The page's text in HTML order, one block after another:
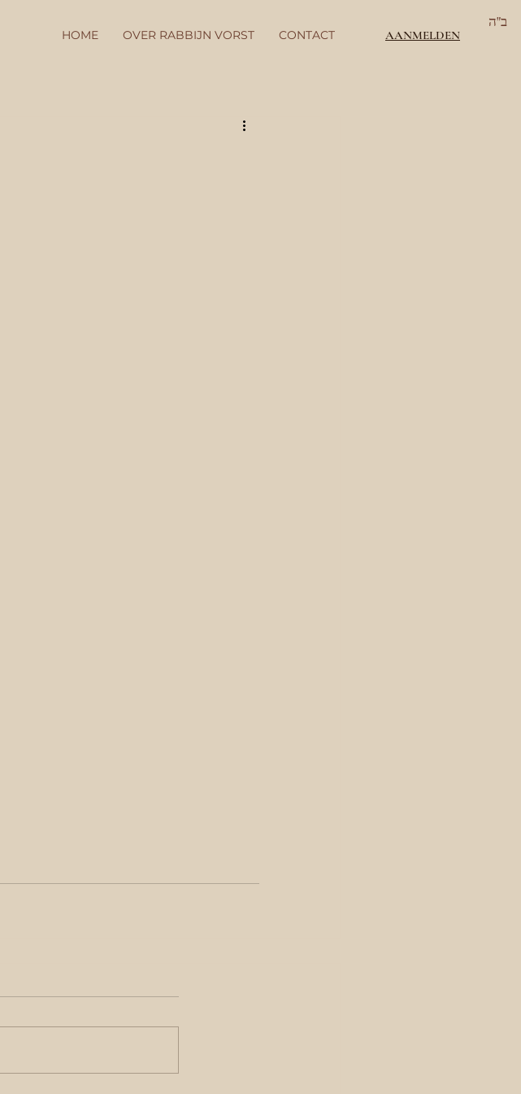
HOME OVER RABBIJN VORST CONTACT AANMELDEN
ב"ה